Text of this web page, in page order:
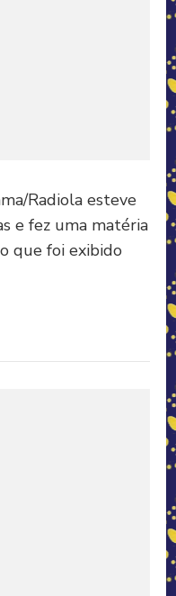
Radiola esteve
e fez uma matéria
que foi exibido